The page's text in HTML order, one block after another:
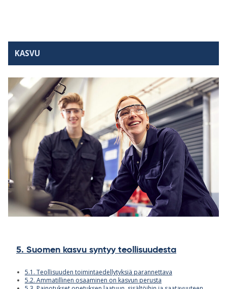
KASVU
5. Suomen kasvu syntyy teollisuudesta
5.1. Teollisuuden toimintaedellytyksiä parannettava
5.2. Ammatillinen osaaminen on kasvun perusta